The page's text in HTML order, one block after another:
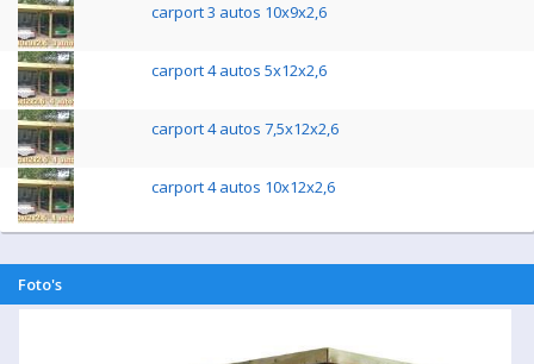
carport 3 autos 10x9x2,6
carport 4 autos 5x12x2,6
carport 4 autos 7,5x12x2,6
carport 4 autos 10x12x2,6
Foto's